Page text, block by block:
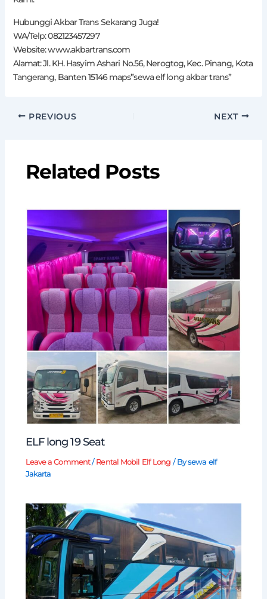
Hubunggi Akbar Trans Sekarang Juga!
WA/Telp: 082123457297
Website: www.akbartrans.com
Alamat: Jl. KH. Hasyim Ashari No.56, Nerogtog, Kec. Pinang, Kota
Tangerang, Banten 15146 maps”sewa elf long akbar trans”
PREVIOUS NEXT
Related Posts
ELF long 19 Seat
Leave a Comment / Rental Mobil Elf Long / Bysewa elf
Jakarta